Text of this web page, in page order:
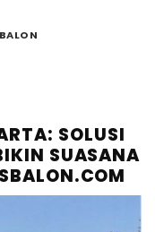
SOLUSI
SUASANA